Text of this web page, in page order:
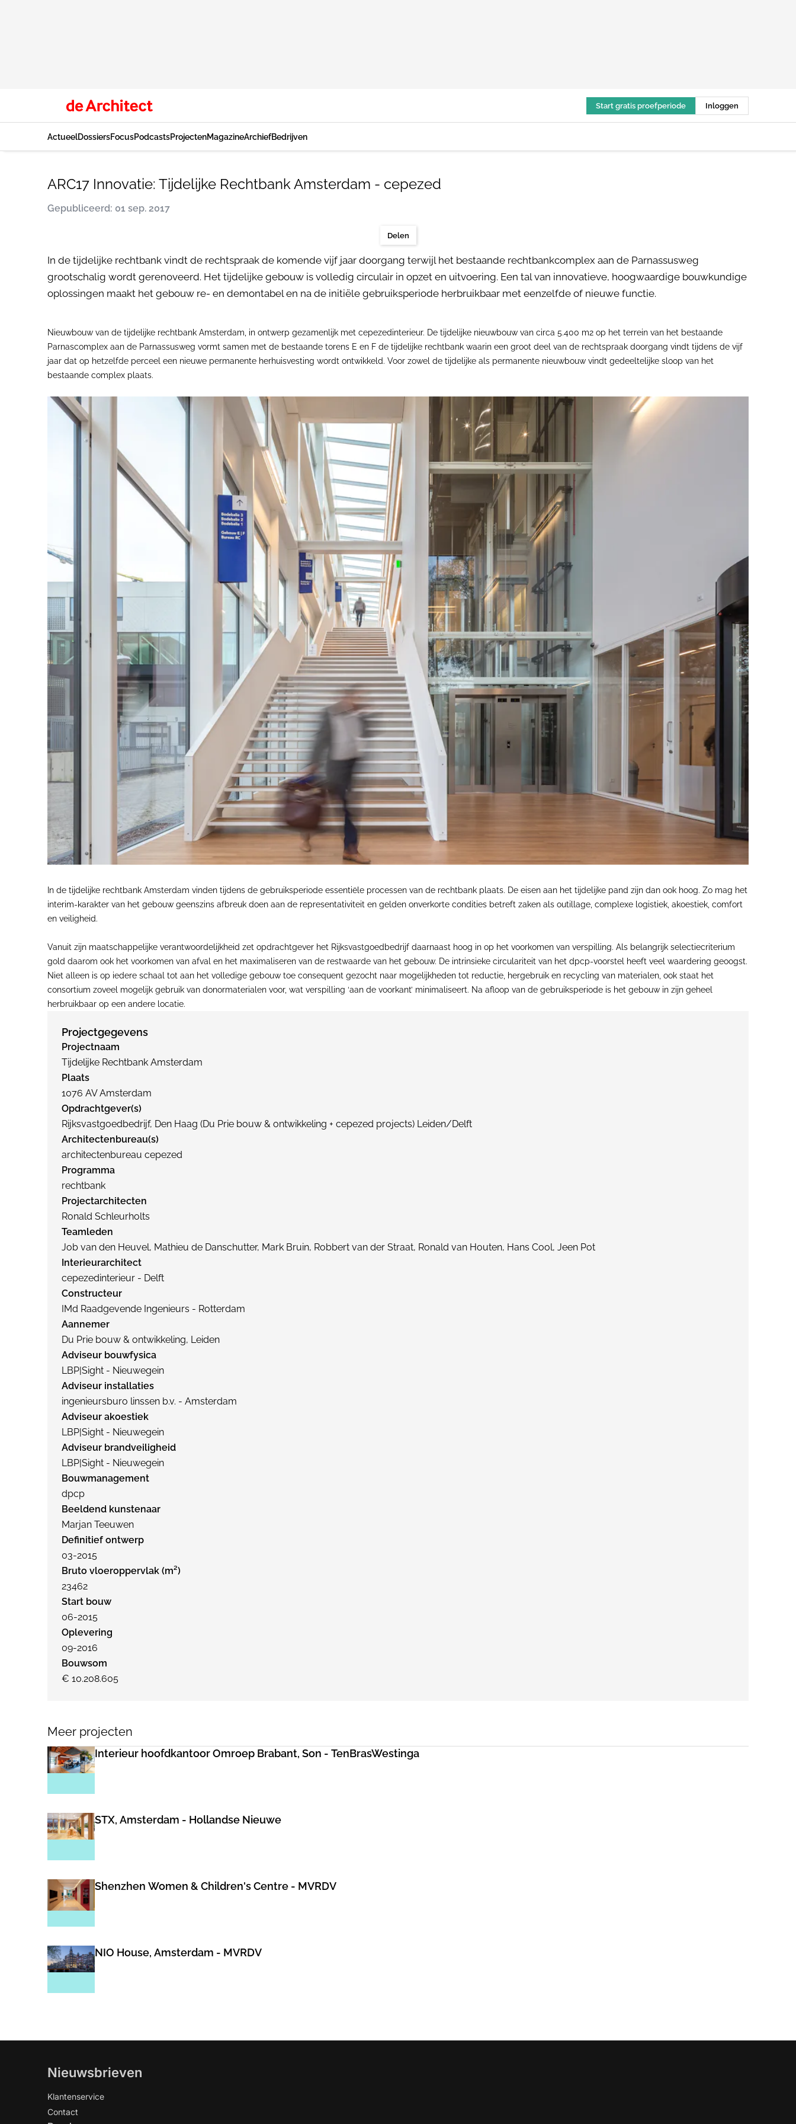
Start gratis proefperiode Inloggen
ActueelDossiersFocusPodcastsProjectenMagazineArchiefBedrijven
ARC17 Innovatie: Tijdelijke Rechtbank Amsterdam - cepezed
Gepubliceerd: 01 sep. 2017
Delen
In de tijdelijke rechtbank vindt de rechtspraak de komende vijf jaar doorgang terwijl het bestaande rechtbankcomplex aan de Parnassusweg
grootschalig wordt gerenoveerd. Het tijdelijke gebouw is volledig circulair in opzet en uitvoering. Een tal van innovatieve, hoogwaardige bouwkundige
oplossingen maakt het gebouw re- en demontabel en na de initiële gebruiksperiode herbruikbaar met eenzelfde of nieuwe functie.
Nieuwbouw van de tijdelijke rechtbank Amsterdam, in ontwerp gezamenlijk met cepezedinterieur. De tijdelijke nieuwbouw van circa 5.400 m2 op het terrein van het bestaande
Parnascomplex aan de Parnassusweg vormt samen met de bestaande torens E en F de tijdelijke rechtbank waarin een groot deel van de rechtspraak doorgang vindt tijdens de vijf
jaar dat op hetzelfde perceel een nieuwe permanente herhuisvesting wordt ontwikkeld. Voor zowel de tijdelijke als permanente nieuwbouw vindt gedeeltelijke sloop van het
bestaande complex plaats.
In de tijdelijke rechtbank Amsterdam vinden tijdens de gebruiksperiode essentiële processen van de rechtbank plaats. De eisen aan het tijdelijke pand zijn dan ook hoog. Zo mag het
interim-karakter van het gebouw geenszins afbreuk doen aan de representativiteit en gelden onverkorte condities betreft zaken als outillage, complexe logistiek, akoestiek, comfort
en veiligheid.
Vanuit zijn maatschappelijke verantwoordelijkheid zet opdrachtgever het Rijksvastgoedbedrijf daarnaast hoog in op het voorkomen van verspilling. Als belangrijk selectiecriterium
gold daarom ook het voorkomen van afval en het maximaliseren van de restwaarde van het gebouw. De intrinsieke circulariteit van het dpcp-voorstel heeft veel waardering geoogst.
Niet alleen is op iedere schaal tot aan het volledige gebouw toe consequent gezocht naar mogelijkheden tot reductie, hergebruik en recycling van materialen, ook staat het
consortium zoveel mogelijk gebruik van donormaterialen voor, wat verspilling ‘aan de voorkant’ minimaliseert. Na afloop van de gebruiksperiode is het gebouw in zijn geheel
herbruikbaar op een andere locatie.
Projectgegevens
Projectnaam
Tijdelijke Rechtbank Amsterdam
Plaats
1076 AV Amsterdam
Opdrachtgever(s)
Rijksvastgoedbedrijf, Den Haag (Du Prie bouw & ontwikkeling + cepezed projects) Leiden/Delft
Architectenbureau(s)
architectenbureau cepezed
Programma
rechtbank
Projectarchitecten
Ronald Schleurholts
Teamleden
Job van den Heuvel, Mathieu de Danschutter, Mark Bruin, Robbert van der Straat, Ronald van Houten, Hans Cool, Jeen Pot
Interieurarchitect
cepezedinterieur - Delft
Constructeur
IMd Raadgevende Ingenieurs - Rotterdam
Aannemer
Du Prie bouw & ontwikkeling, Leiden
Adviseur bouwfysica
LBP|Sight - Nieuwegein
Adviseur installaties
ingenieursburo linssen b.v. - Amsterdam
Adviseur akoestiek
LBP|Sight - Nieuwegein
Adviseur brandveiligheid
LBP|Sight - Nieuwegein
Bouwmanagement
dpcp
Beeldend kunstenaar
Marjan Teeuwen
Definitief ontwerp
03-2015
Bruto vloeroppervlak (m²)
23462
Start bouw
06-2015
Oplevering
09-2016
Bouwsom
€ 10.208.605
Meer projecten
Interieur hoofdkantoor Omroep Brabant, Son - TenBrasWestinga
STX, Amsterdam - Hollandse Nieuwe
Shenzhen Women & Children's Centre - MVRDV
NIO House, Amsterdam - MVRDV
Nieuwsbrieven
Klantenservice
Contact